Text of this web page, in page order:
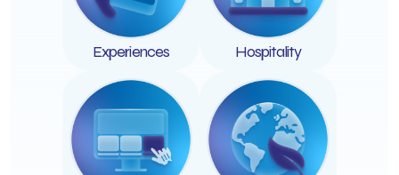
Experiences Hospitality